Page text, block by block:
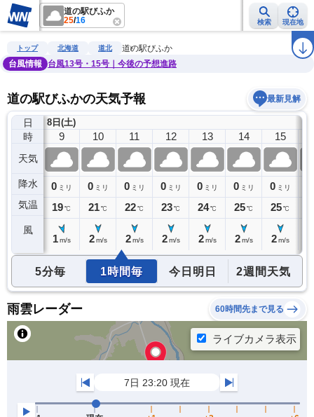
道の駅びふか
25/16 検索 現在地
雨雲レーダー 台風情報 地震情報 ラ
トップ 北海道 道北
道の駅びふか
台風情報
台風13号・15号｜今後の予想進路
道の駅びふかの天気予報 最新見解
日
時
天気
降水
気温
風
8日(土)
8
0ミリ
19℃
9
0 ミリ
19℃
1 m/s
10
0 ミリ
21℃
2 m/s
11
0 ミリ
22℃
2 m/s
12
0 ミリ
23℃
2 m/s
13
0 ミリ
24℃
2 m/s
14
0 ミリ
25℃
2 m/s
15
0 ミリ
25℃
2 m/s
5分毎 1時間毎 今日明日 2週間天気
雨雲レーダー 60時間先まで見る